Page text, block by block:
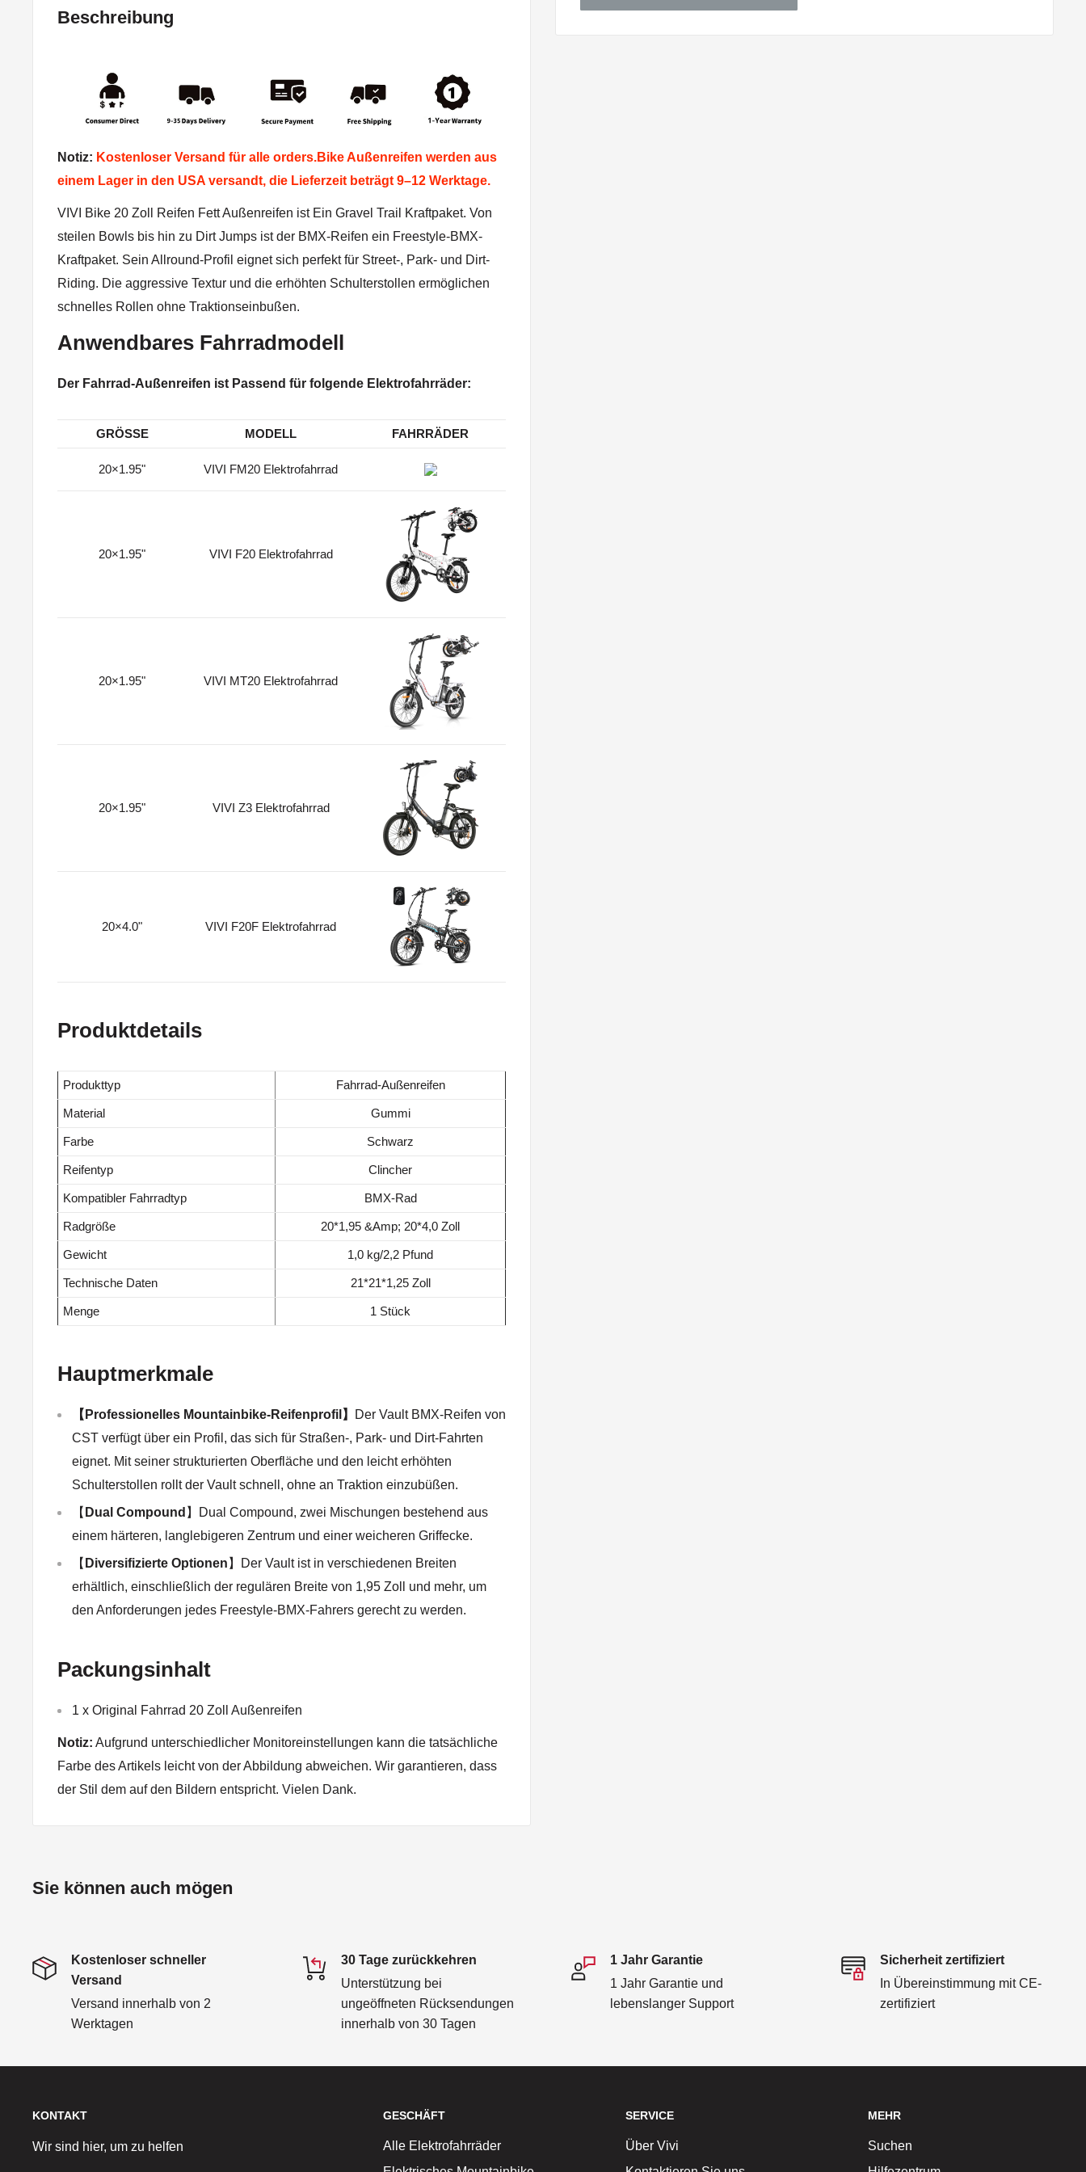
Beschreibung
Notiz: Kostenloser Versand für alle orders.Bike Außenreifen werden aus
einem Lager in den USA versandt, die Lieferzeit beträgt 9–12 Werktage.
VIVI Bike 20 Zoll Reifen Fett Außenreifen ist Ein Gravel Trail Kraftpaket. Von
steilen Bowls bis hin zu Dirt Jumps ist der BMX-Reifen ein Freestyle-BMX-
Kraftpaket. Sein Allround-Profil eignet sich perfekt für Street-, Park- und Dirt-
Riding. Die aggressive Textur und die erhöhten Schulterstollen ermöglichen
schnelles Rollen ohne Traktionseinbußen.
Anwendbares Fahrradmodell
Der Fahrrad-Außenreifen ist Passend für folgende Elektrofahrräder:
GRÖSSE MODELL FAHRRÄDER
20×1.95" VIVI FM20 Elektrofahrrad
20×1.95" VIVI F20 Elektrofahrrad
20×1.95" VIVI MT20 Elektrofahrrad
20×1.95" VIVI Z3 Elektrofahrrad
20×4.0" VIVI F20F Elektrofahrrad
Produktdetails
Produkttyp Fahrrad-Außenreifen
Material Gummi
Farbe Schwarz
Reifentyp Clincher
Kompatibler Fahrradtyp BMX-Rad
Radgröße 20*1,95 &Amp; 20*4,0 Zoll
Gewicht 1,0 kg/2,2 Pfund
Technische Daten 21*21*1,25 Zoll
Menge 1 Stück
Hauptmerkmale
【Professionelles Mountainbike-Reifenprofil】
Der Vault BMX-Reifen von
CST verfügt über ein Profil, das sich für Straßen-, Park- und Dirt-Fahrten
eignet. Mit seiner strukturierten Oberfläche und den leicht erhöhten
Schulterstollen rollt der Vault schnell, ohne an Traktion einzubüßen.
【 Dual Compound 】Dual Compound, zwei Mischungen bestehend aus
einem härteren, langlebigeren Zentrum und einer weicheren Griffecke.
【 Diversifizierte Optionen 】Der Vault ist in verschiedenen Breiten
erhältlich, einschließlich der regulären Breite von 1,95 Zoll und mehr, um
den Anforderungen jedes Freestyle-BMX-Fahrers gerecht zu werden.
Packungsinhalt
1 x Original Fahrrad 20 Zoll Außenreifen
Notiz: Aufgrund unterschiedlicher Monitoreinstellungen kann die tatsächliche
Farbe des Artikels leicht von der Abbildung abweichen. Wir garantieren, dass
der Stil dem auf den Bildern entspricht. Vielen Dank.
Sie können auch mögen
Kostenloser schneller
Versand
Versand innerhalb von 2
Werktagen
30 Tage zurückkehren
Unterstützung bei
ungeöffneten Rücksendungen
innerhalb von 30 Tagen
1 Jahr Garantie
1 Jahr Garantie und
lebenslanger Support
Sicherheit zertifiziert
In Übereinstimmung mit CE-
zertifiziert
KONTAKT
Wir sind hier, um zu helfen
GESCHÄFT
Alle Elektrofahrräder
SERVICE
Über Vivi
MEHR
Suchen